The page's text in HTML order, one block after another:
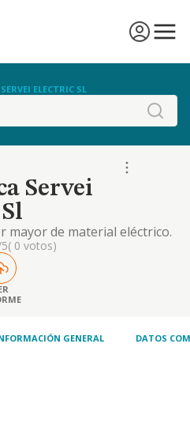
ELECTRIC SL
Servei
mayor de material eléctrico.
( 0 votos)
GENERAL DATOS